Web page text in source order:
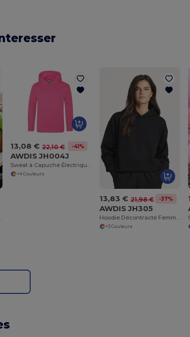
et Coloré
13,08 € 22,10 € -41%
AWDIS JH004J
Sweat à Capuche Électrique Enfant Coloré et Confortable
+4 Couleurs
13,83 € 21,98 € -37%
AWDIS JH305
Hoodie Décontracté Femme en Coton Doux
+3 Couleurs